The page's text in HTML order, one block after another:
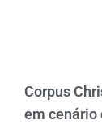
Corpus
em cenário